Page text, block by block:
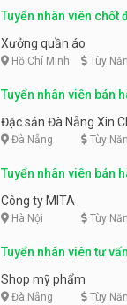
Tuyển nhân viên chốt
sản phẩm
Xưởng quần áo
Hồ Chí Minh Tùy
Tuyển nhân viên bán
sản Đà Nẵng
Đặc sản Đà Nẵng Xin
Đà Nẵng Tùy
Tuyển nhân viên bán
toán, kho – parttime,
Công ty MITA
Hà Nội Tùy
Tuyển nhân viên tư
phẩm
Shop mỹ phẩm
Đà Nẵng Tùy